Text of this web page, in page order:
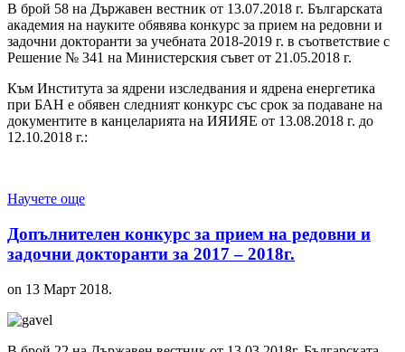
В брой 58 на Държавен вестник от 13.07.2018 г. Българската
академия на науките обявява конкурс за прием на редовни и
задочни докторанти за учебната 2018-2019 г. в съответствие с
Решение № 341 на Министерския съвет от 21.05.2018 г.
Към Института за ядрени изследвания и ядрена енергетика
при БАН е обявен следният конкурс със срок за подаване на
документите в канцеларията на ИЯИЯЕ от 13.08.2018 г. до
12.10.2018 г.:
Научете още
Допълнителен конкурс за прием на редовни и
задочни докторанти за 2017 – 2018г.
on 13 Март 2018.